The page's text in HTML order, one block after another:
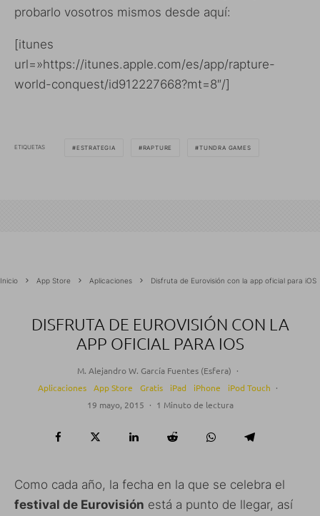
probarlo vosotros mismos desde aquí:
[itunes
url=»https://itunes.apple.com/es/app/rapture-
world-conquest/id912227668?mt=8″/]
ETIQUETAS ESTRATEGIA RAPTURE TUNDRA GAMES
Inicio App Store Aplicaciones Disfruta de Eurovisión con la app oficial para iOS
DISFRUTA DE EUROVISIÓN CON LA
APP OFICIAL PARA IOS
M. Alejandro W. García Fuentes (Esfera) ·
Aplicaciones
App Store Gratis iPad iPhone iPod Touch ·
19 mayo, 2015 · 1 Minuto de lectura
Como cada año, la fecha en la que se celebra el
festival de Eurovisión está a punto de llegar, así